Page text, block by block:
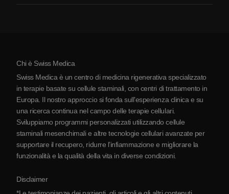
Artrite
La Serbia
Partnership
Chi è Swiss Medica
Swiss Medica è un centro di medicina rigenerativa specializzato
in terapie basate su cellule staminali, con centri di trattamento in
Europa. Il nostro approccio si fonda sull’esperienza clinica e su
una ricerca continua nel campo delle terapie cellulari.
Sviluppiamo programmi personalizzati utilizzando cellule
staminali mesenchimali e altre tecnologie cellulari avanzate per
supportare il recupero, ridurre l’infiammazione e migliorare la
funzionalità e la qualità della vita in diverse condizioni.
Disclaimer